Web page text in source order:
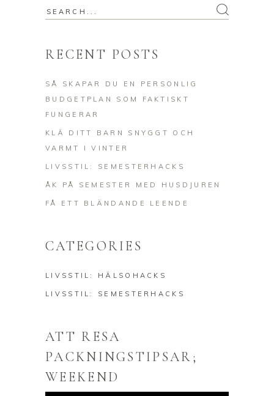
Search
RECENT POSTS
SÅ SKAPAR DU EN PERSONLIG
BUDGETPLAN SOM FAKTISKT
FUNGERAR
KLÄ DITT BARN SNYGGT OCH
VARMT I VINTER
LIVSSTIL: SEMESTERHACKS
ÅK PÅ SEMESTER MED HUSDJUREN
FÅ ETT BLÄNDANDE LEENDE
CATEGORIES
LIVSSTIL: HÄLSOHACKS
LIVSSTIL: SEMESTERHACKS
ATT RESA
PACKNINGSTIPSAR;
WEEKEND